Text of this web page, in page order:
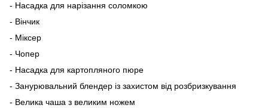
- Насадка для нарізання соломкою
- Вінчик
- Міксер
- Чопер
- Насадка для картопляного пюре
- Занурювальний блендер із захистом від розбризкування
- Велика чаша з великим ножем